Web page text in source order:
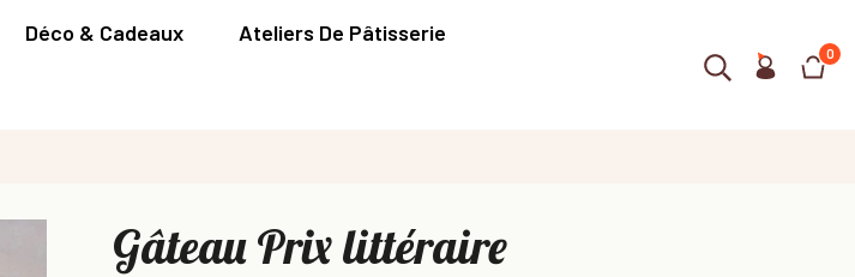
Déco & Cadeaux Ateliers De Pâtisserie
0
Gâteau Prix littéraire